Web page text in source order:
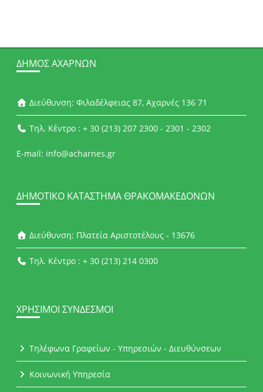
ΔΉΜΟΣ ΑΧΑΡΝΏΝ
Διεύθυνση: Φιλαδέλφειας 87, Αχαρνές 136 71
Τηλ. Κέντρο : + 30 (213) 207 2300 - 2301 - 2302
E-mail: info@acharnes.gr
ΔΗΜΟΤΙΚΌ ΚΑΤΆΣΤΗΜΑ ΘΡΑΚΟΜΑΚΕΔΌΝΩΝ
Διεύθυνση: Πλατεία Αριστοτέλους - 13676
Τηλ. Κέντρο : + 30 (213) 214 0300
ΧΡΉΣΙΜΟΙ ΣΎΝΔΕΣΜΟΙ
Τηλέφωνα Γραφείων - Υπηρεσιών - Διευθύνσεων
Κοινωνική Υπηρεσία